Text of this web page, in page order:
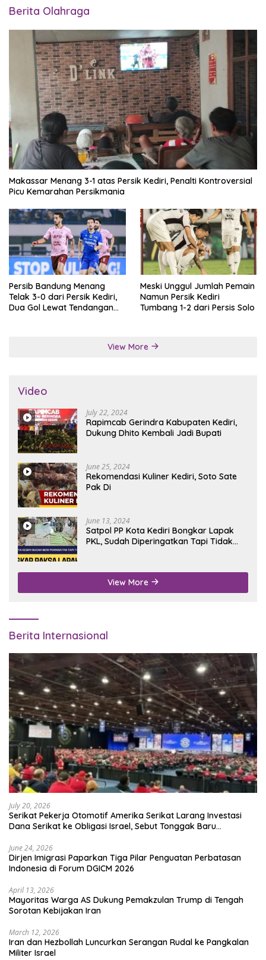
Berita Olahraga
Makassar Menang 3-1 atas Persik Kediri, Penalti Kontroversial
Picu Kemarahan Persikmania
Persib Bandung Menang
Telak 3-0 dari Persik Kediri,
Dua Gol Lewat Tendangan
Meski Unggul Jumlah Pemain
Namun Persik Kediri
Tumbang 1-2 dari Persis Solo
View More
Video
July 22, 2024
Rapimcab Gerindra Kabupaten Kediri,
Dukung Dhito Kembali Jadi Bupati
June 25, 2024
Rekomendasi Kuliner Kediri, Soto Sate
Pak Di
June 13, 2024
Satpol PP Kota Kediri Bongkar Lapak
PKL, Sudah Diperingatkan Tapi Tidak
View More
Berita Internasional
July 20, 2026
Serikat Pekerja Otomotif Amerika Serikat Larang Investasi
Dana Serikat ke Obligasi Israel, Sebut Tonggak Baru
June 24, 2026
Dirjen Imigrasi Paparkan Tiga Pilar Penguatan Perbatasan
Indonesia di Forum DGICM 2026
April 13, 2026
Mayoritas Warga AS Dukung Pemakzulan Trump di Tengah
Sorotan Kebijakan Iran
March 12, 2026
Iran dan Hezbollah Luncurkan Serangan Rudal ke Pangkalan
Militer Israel